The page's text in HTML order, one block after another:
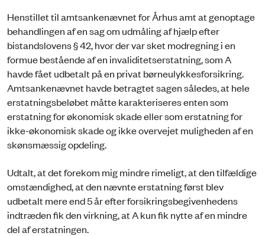
Henstillet til amtsankenævnet for Århus amt at genoptage
behandlingen af en sag om udmåling af hjælp efter
bistandslovens § 42, hvor der var sket modregning i en
formue bestående af en invaliditetserstatning, som A
havde fået udbetalt på en privat børneulykkesforsikring.
Amtsankenævnet havde betragtet sagen således, at hele
erstatningsbeløbet måtte karakteriseres enten som
erstatning for økonomisk skade eller som erstatning for
ikke-økonomisk skade og ikke overvejet muligheden af en
skønsmæssig opdeling.
Udtalt, at det forekom mig mindre rimeligt, at den tilfældige
omstændighed, at den nævnte erstatning først blev
udbetalt mere end 5 år efter forsikringsbegivenhedens
indtræden fik den virkning, at A kun fik nytte af en mindre
del af erstatningen.